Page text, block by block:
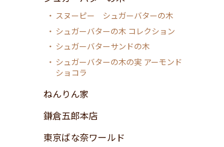
スヌーピー シュガーバターの木
シュガーバターの木 コレクション
シュガーバターサンドの木
シュガーバターの木の実 アーモンド
ショコラ
ねんりん家
鎌倉五郎本店
東京ばな奈ワールド